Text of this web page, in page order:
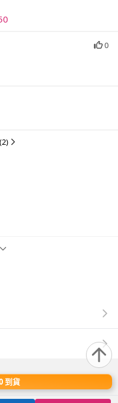
0
係產生色差，圖片僅供參
到貨